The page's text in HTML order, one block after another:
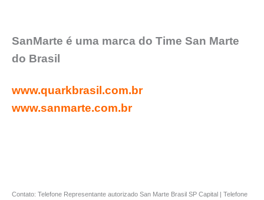
SanMarte é uma marca do Time San Marte
do Brasil
www.quarkbrasil.com.br
www.sanmarte.com.br
Contato: Telefone Representante autorizado San Marte Brasil SP Capital | Telefone